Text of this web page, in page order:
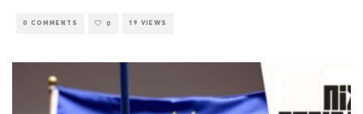
0 COMMENTS 0 19 VIEWS